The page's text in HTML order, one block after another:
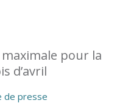
pour la
d’avril
de presse